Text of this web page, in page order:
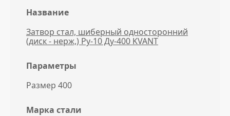
Название
Затвор стал, шиберный односторонний
(диск - нерж,) Ру-10 Ду-400 KVANT
Параметры
Размер 400
Марка стали